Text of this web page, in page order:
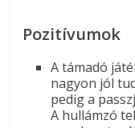
Pozitívumok
A támadó
nagyon jól
pedig a
A hullámzó